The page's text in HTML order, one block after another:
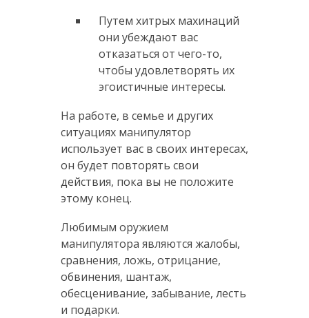
Путем хитрых махинаций
они убеждают вас
отказаться от чего-то,
чтобы удовлетворять их
эгоистичные интересы.
На работе, в семье и других
ситуациях манипулятор
использует вас в своих интересах,
он будет повторять свои
действия, пока вы не положите
этому конец.
Любимым оружием
манипулятора являются жалобы,
сравнения, ложь, отрицание,
обвинения, шантаж,
обесценивание, забывание, лесть
и подарки.